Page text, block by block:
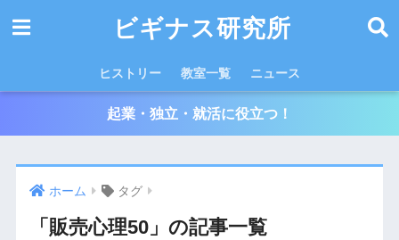
ビギナス研究所
ヒストリー 教室一覧 ニュース
起業・独立・就活に役立つ！
ホーム タグ
「販売心理50」の記事一覧